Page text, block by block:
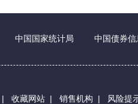
中国国家统计局 中国债券信
| 收藏网站 | 销售机构 | 风险提